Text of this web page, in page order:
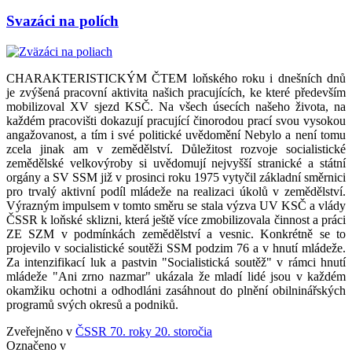
Svazáci na polích
CHARAKTERISTICKÝM ČTEM loňského roku i dnešních dnů
je zvýšená pracovní aktivita našich pracujících, ke které především
mobilizoval XV sjezd KSČ. Na všech úsecích našeho života, na
každém pracovišti dokazují pracující činorodou prací svou vysokou
angažovanost, a tím i své politické uvědomění Nebylo a není tomu
zcela jinak am v zemědělství. Důležitost rozvoje socialistické
zemědělské velkovýroby si uvědomují nejvyšší stranické a státní
orgány a SV SSM již v prosinci roku 1975 vytyčil základní směrnici
pro trvalý aktivní podíl mládeže na realizaci úkolů v zemědělství.
Výrazným impulsem v tomto směru se stala výzva UV KSČ a vlády
ČSSR k loňské sklizni, která ještě více zmobilizovala činnost a práci
ZE SZM v podmínkách zemědělství a vesnic. Konkrétně se to
projevilo v socialistické soutěži SSM podzim 76 a v hnutí mládeže.
Za intenzifikací luk a pastvin "Socialistická soutěž" v rámci hnutí
mládeže "Ani zrno nazmar" ukázala že mladí lidé jsou v každém
okamžiku ochotni a odhodláni zasáhnout do plnění obilninářských
programů svých okresů a podniků.
Zveřejněno v ČSSR 70. roky 20. storočia
Označeno v